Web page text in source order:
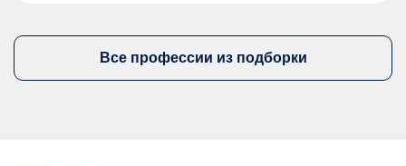
Все профессии из подборки